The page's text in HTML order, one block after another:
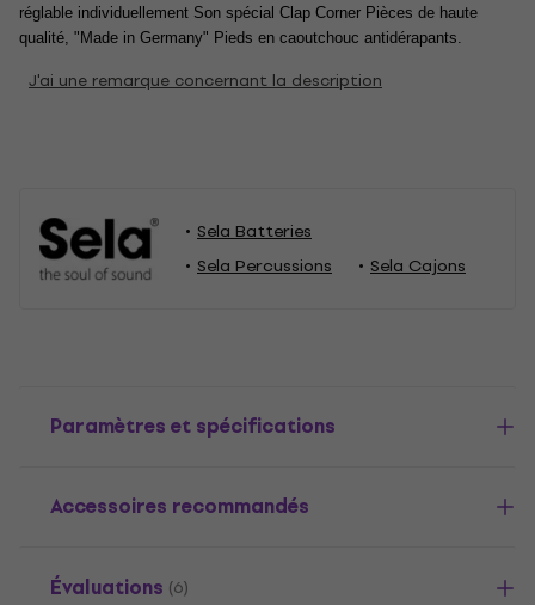
réglable individuellement Son spécial Clap Corner Pièces de haute
qualité, "Made in Germany" Pieds en caoutchouc antidérapants.
J'ai une remarque concernant la description
Sela Batteries
Sela Percussions
Sela Cajons
Paramètres et spécifications
Accessoires recommandés
Évaluations (6)